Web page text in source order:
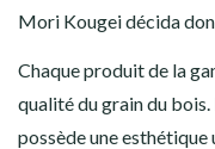
Mori Kougei décida
Chaque produit de la
qualité du grain du bois.
possède une